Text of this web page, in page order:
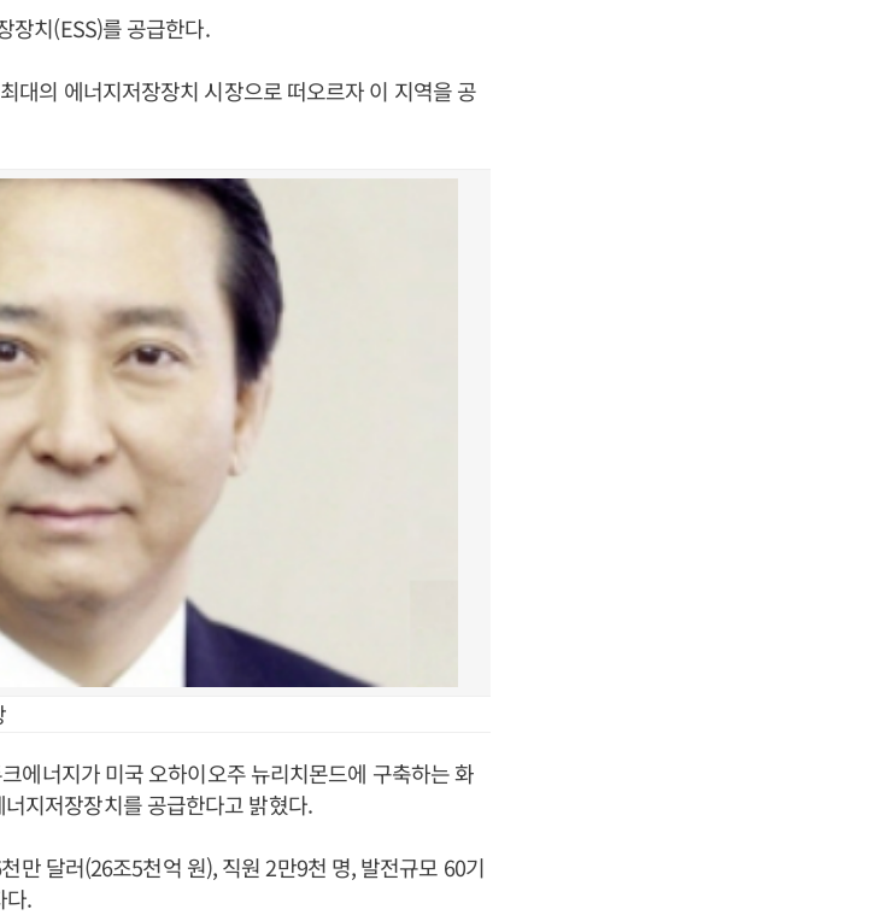
장치(ESS)를 공급한다.
대의 에너지저장장치 시장으로 떠오르자 이 지역을 공
에너지가 미국 오하이오주 뉴리치몬드에 구축하는 화
지저장장치를 공급한다고 밝혔다.
만 달러(26조5천억 원), 직원 2만9천 명, 발전규모 60기
다.